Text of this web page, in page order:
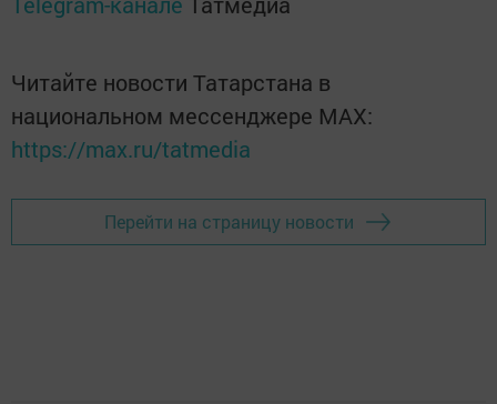
Читайте новости Татарстана в
национальном мессенджере MАХ:
https://max.ru/tatmedia
Перейти на страницу новости